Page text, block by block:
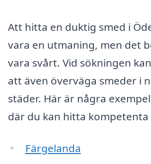
Att hitta en duktig smed i
vara en utmaning, men det
vara svårt. Vid sökningen
att även överväga smeder i
städer. Här är några
där du kan hitta kompetenta
Färgelanda